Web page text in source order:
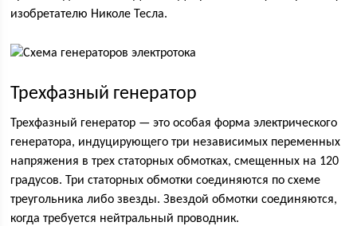
изобретателю Николе Тесла.
Трехфазный генератор
Трехфазный генератор — это особая форма электрического
генератора, индуцирующего три независимых переменных
напряжения в трех статорных обмотках, смещенных на 120
градусов. Три статорных обмотки соединяются по схеме
треугольника либо звезды. Звездой обмотки соединяются,
когда требуется нейтральный проводник.